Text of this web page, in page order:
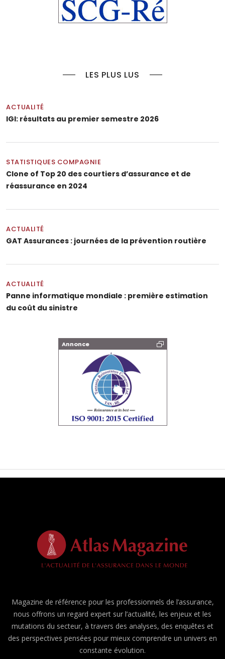
LES PLUS LUS
ACTUALITÉ
IGI: résultats au premier semestre 2026
STATISTIQUES COMPAGNIE
Clone of Top 20 des courtiers d’assurance et de
réassurance en 2024
ACTUALITÉ
GAT Assurances : journées de la prévention routière
ACTUALITÉ
Panne informatique mondiale : première estimation
du coût du sinistre
Annonce
Magazine de référence pour les professionnels de l’assurance,
nous offrons un regard expert sur l’actualité, les enjeux et les
mutations du secteur, à travers des analyses, des enquêtes et
des perspectives pensées pour mieux comprendre un univers en
constante évolution.